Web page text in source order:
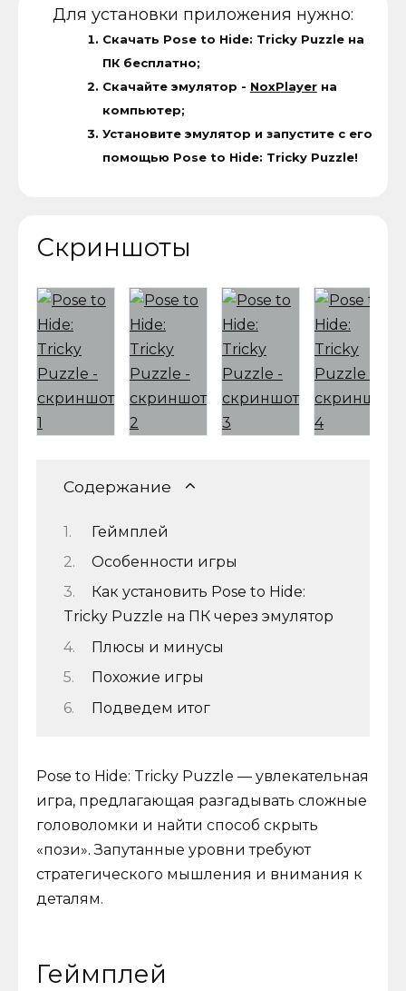
Для установки приложения нужно:
Скачать Pose to Hide: Tricky Puzzle на
ПК бесплатно;
Скачайте эмулятор - NoxPlayerна
компьютер;
Установите эмулятор и запустите с его
помощью Pose to Hide: Tricky Puzzle!
Скриншоты
Содержание
Геймплей
Особенности игры
Как установить Pose to Hide:
Tricky Puzzle на ПК через эмулятор
Плюсы и минусы
Похожие игры
Подведем итог
Pose to Hide: Tricky Puzzle — увлекательная
игра, предлагающая разгадывать сложные
головоломки и найти способ скрыть
«пози». Запутанные уровни требуют
стратегического мышления и внимания к
деталям.
Геймплей